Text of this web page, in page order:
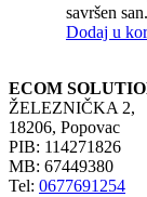
savršen san.
Dodaj u
ECOM
ŽELEZNIČKA 2,
18206, Popovac
PIB: 114271826
MB: 67449380
Tel: 0677691254